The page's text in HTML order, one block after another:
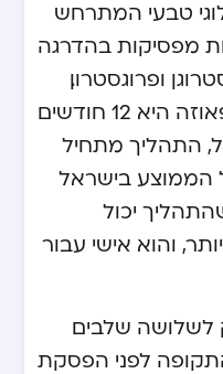
טבעי המתרחש
מפסיקות בהדרגה
ופרוגסטרון.
ההגדרה הרשמית של מנופאוזה היא 12 חודשים
התהליך מתחיל
הגיל הממוצע בישראל
שהתהליך יכול
והוא אישי עבור
לשלושה שלבים
לפני הפסקת